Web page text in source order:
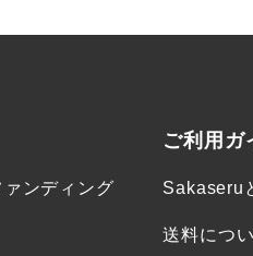
ンディング
ご利用ガ
Sakaseru
送料につ